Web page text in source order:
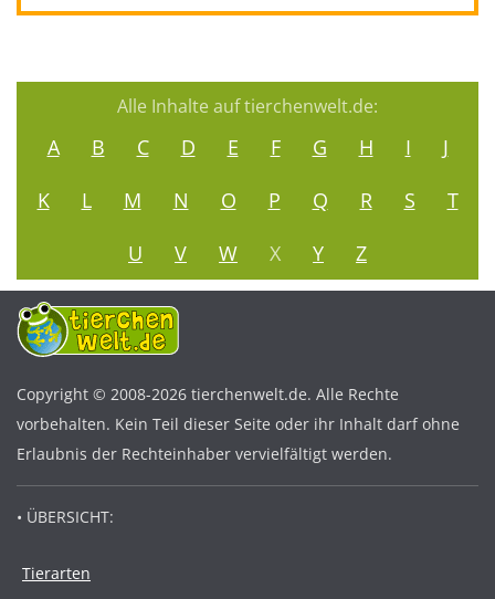
Alle Inhalte auf tierchenwelt.de:
A B C D E F G H I
J
K
L M N O P Q R S
T
U
V W X Y Z
Copyright © 2008-2026 tierchenwelt.de. Alle Rechte
vorbehalten. Kein Teil dieser Seite oder ihr Inhalt darf ohne
Erlaubnis der Rechteinhaber vervielfältigt werden.
• ÜBERSICHT:
Tierarten